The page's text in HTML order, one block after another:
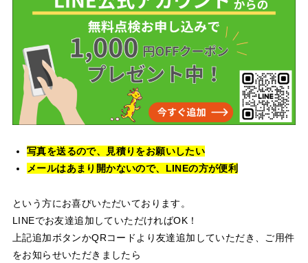
写真を送るので、見積りをお願いしたい
メールはあまり開かないので、LINEの方が便利
という方にお喜びいただいております。
LINEでお友達追加していただければOK！
上記追加ボタンかQRコードより友達追加していただき、ご用件
をお知らせいただきましたら